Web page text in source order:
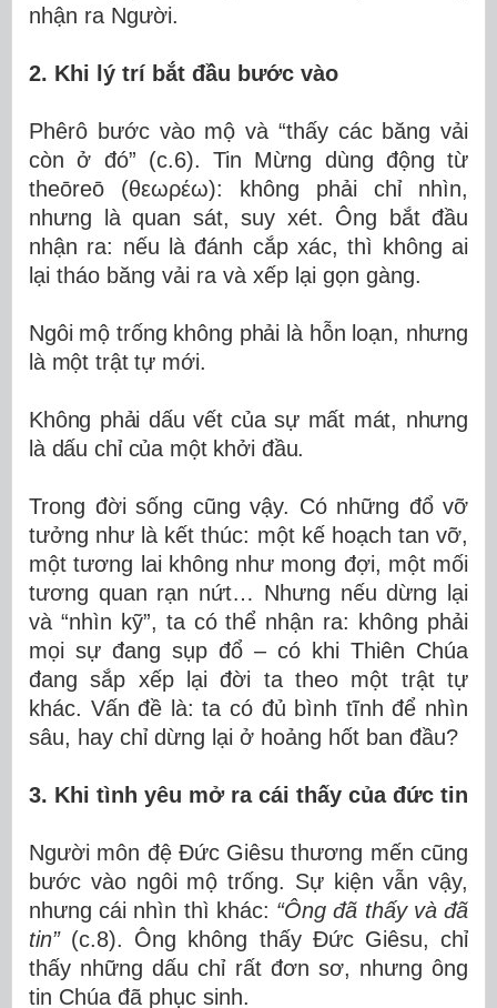
nhận ra Người.
2. Khi lý trí bắt đầu bước vào
Phêrô bước vào mộ và “thấy các băng vải
còn ở đó” (c.6). Tin Mừng dùng động từ
theōreō (θεωρέω): không phải chỉ nhìn,
nhưng là quan sát, suy xét. Ông bắt đầu
nhận ra: nếu là đánh cắp xác, thì không ai
lại tháo băng vải ra và xếp lại gọn gàng.
Ngôi mộ trống không phải là hỗn loạn, nhưng
là một trật tự mới.
Không phải dấu vết của sự mất mát, nhưng
là dấu chỉ của một khởi đầu.
Trong đời sống cũng vậy. Có những đổ vỡ
tưởng như là kết thúc: một kế hoạch tan vỡ,
một tương lai không như mong đợi, một mối
tương quan rạn nứt… Nhưng nếu dừng lại
và “nhìn kỹ”, ta có thể nhận ra: không phải
mọi sự đang sụp đổ – có khi Thiên Chúa
đang sắp xếp lại đời ta theo một trật tự
khác. Vấn đề là: ta có đủ bình tĩnh để nhìn
sâu, hay chỉ dừng lại ở hoảng hốt ban đầu?
3. Khi tình yêu mở ra cái thấy của đức tin
Người môn đệ Đức Giêsu thương mến cũng
bước vào ngôi mộ trống. Sự kiện vẫn vậy,
nhưng cái nhìn thì khác: “Ông đã thấy và đã
tin” (c.8). Ông không thấy Đức Giêsu, chỉ
thấy những dấu chỉ rất đơn sơ, nhưng ông
tin Chúa đã phục sinh.